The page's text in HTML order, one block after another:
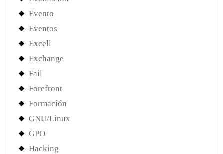
Evento
Eventos
Excell
Exchange
Fail
Forefront
Formación
GNU/Linux
GPO
Hacking